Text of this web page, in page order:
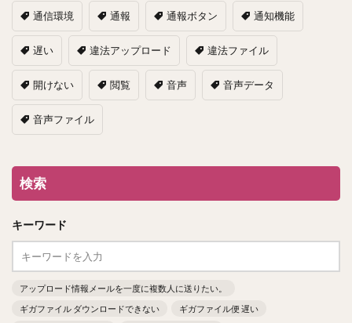
通信環境 通報 通報ボタン 通知機能
遅い 違法アップロード 違法ファイル
開けない 閲覧 音声 音声データ
音声ファイル
検索
キーワード
アップロード情報メールを一度に複数人に送りたい。
ギガファイル ダウンロードできない
ギガファイル便 遅い